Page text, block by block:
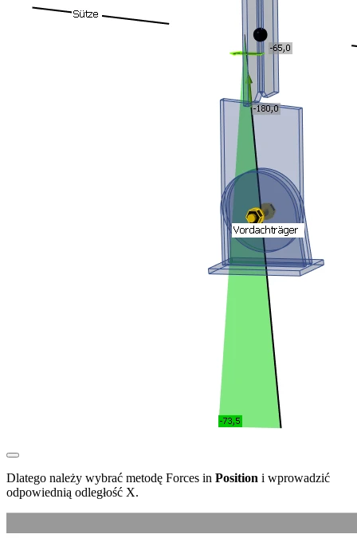
Dlatego należy wybrać metodę Forces in Position i wprowadzić
odpowiednią odległość X.